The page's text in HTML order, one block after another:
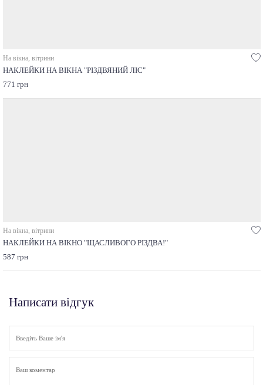
На вікна, вітрини
НАКЛЕЙКИ НА ВІКНА "РІЗДВЯНИЙ ЛІС"
771 грн
На вікна, вітрини
НАКЛЕЙКИ НА ВІКНО "ЩАСЛИВОГО РІЗДВА!"
587 грн
Написати відгук